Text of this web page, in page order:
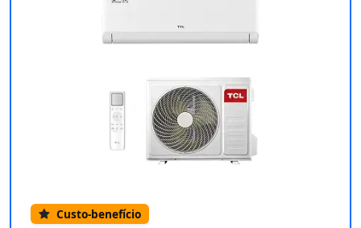
Custo-benefício